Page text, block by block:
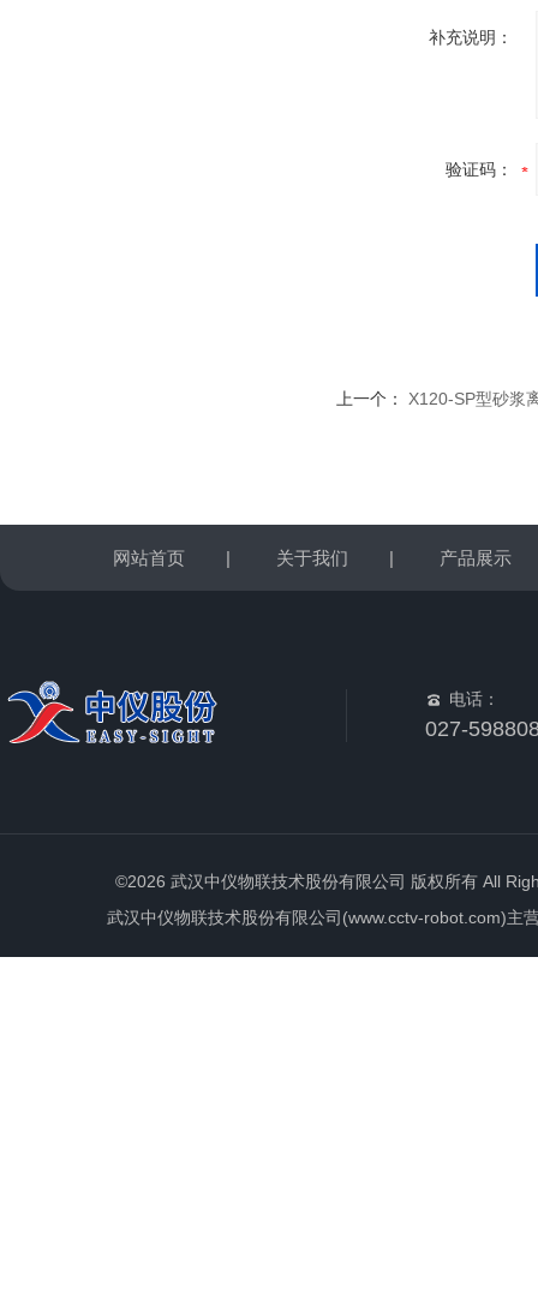
补充说明：
验证码：
上一个： X120-SP型砂浆
网站首页 | 关于我们 | 产品展示
电话：
027-
©2026 武汉中仪物联技术股份有限公司 版权所有 All
武汉中仪物联技术股份有限公司(www.cctv-robot.com)主